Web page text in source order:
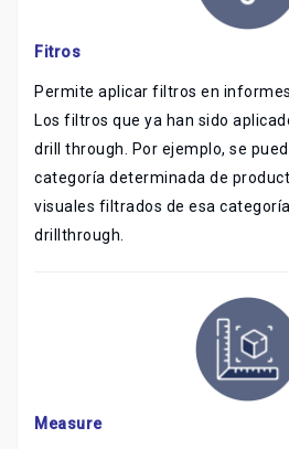
Fitros
Permite aplicar filtros en
Los filtros que ya han sido
drill through. Por ejemplo, se
categoría determinada de
visuales filtrados de esa
drillthrough.
Measure